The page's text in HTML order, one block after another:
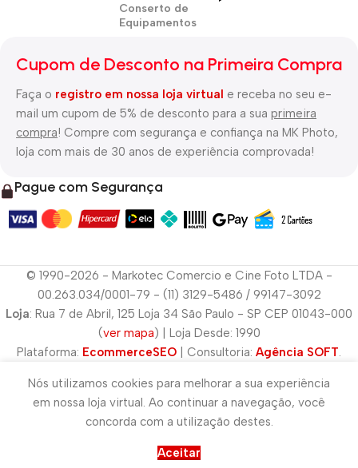
Conserto de
Equipamentos
Cupom de Desconto na Primeira Compra
Faça o registro em nossa loja virtual e receba no seu e-
mail um cupom de 5% de desconto para a sua primeira
compra! Compre com segurança e confiança na MK Photo,
loja com mais de 30 anos de experiência comprovada!
Pague com Segurança
© 1990-2026 - Markotec Comercio e Cine Foto LTDA -
00.263.034/0001-79 - (11) 3129-5486 / 99147-3092
Loja: Rua 7 de Abril, 125 Loja 34 São Paulo - SP CEP 01043-000
(ver mapa) | Loja Desde: 1990
Plataforma: EcommerceSEO | Consultoria: Agência SOFT.
Nós utilizamos cookies para melhorar a sua experiência
em nossa loja virtual. Ao continuar a navegação, você
concorda com a utilização destes.
Aceitar